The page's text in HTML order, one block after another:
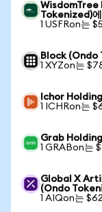
WisdomTree
Tokenized)에
1 USFRon는
Block (Ondo
1 XYZon는
Ichor
1 ICHRon는
Grab
1 GRABon는
Global X
(Ondo
1 AIQon는